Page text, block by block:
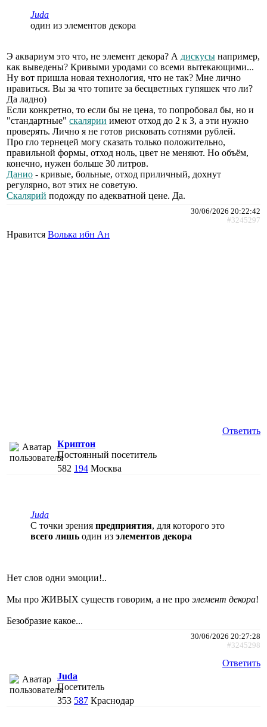
Juda
один из элементов декора
Э аквариум это что, не элемент декора? А дискусы например,
как выведены? Кривыми уродами со всеми вытекающими...
Ну вот пришла новая технология, что не так? Мне лично
нравиться. Вы за что топите за бесцветных гупяшек что ли?
Да ладно)
Если конкретно, то если бы не цена, то попробовал бы, но и
"стандартные" скалярии имеют отход до 2 к 3, а эти нужно
проверять. Лично я не готов рисковать сотнями рублей.
Про гло тернецей могу сказать только положительно,
правильной формы, отход ноль, цвет не меняют. Но объём,
конечно, нужен больше 30 литров.
Данио - кривые, больные, отход приличный, дохнут
регулярно, вот этих не советую.
Скалярий подожду по адекватной цене. Да.
30/06/2026 20:22:42
#3245297
Нравится Волька ибн Ан
Ответить
Криптон
Постоянный посетитель
582 194 Москва
Juda
С точки зрения предприятия, для которого это
всего лишь один из элементов декора
Нет слов одни эмоции!..
Мы про ЖИВЫХ существ говорим, а не про элемент декора!
Безобразие какое...
30/06/2026 20:27:28
#3245298
Ответить
Juda
Посетитель
353 587 Краснодар